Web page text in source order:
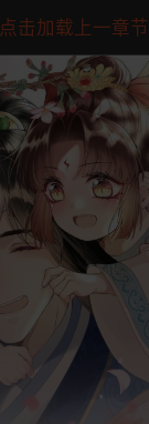
点击加载上一章节